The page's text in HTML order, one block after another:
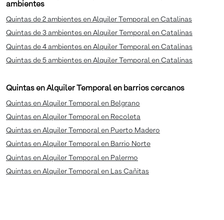
ambientes
Quintas de 2 ambientes en Alquiler Temporal en Catalinas
Quintas de 3 ambientes en Alquiler Temporal en Catalinas
Quintas de 4 ambientes en Alquiler Temporal en Catalinas
Quintas de 5 ambientes en Alquiler Temporal en Catalinas
Quintas en Alquiler Temporal en barrios cercanos
Quintas en Alquiler Temporal en Belgrano
Quintas en Alquiler Temporal en Recoleta
Quintas en Alquiler Temporal en Puerto Madero
Quintas en Alquiler Temporal en Barrio Norte
Quintas en Alquiler Temporal en Palermo
Quintas en Alquiler Temporal en Las Cañitas